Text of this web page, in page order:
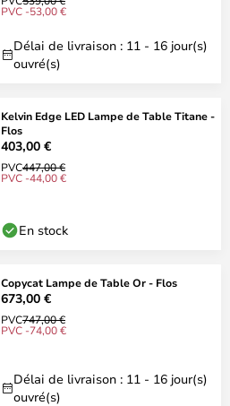
PVC -53,00 €
Délai de livraison : 11 - 16 jour(s)
ouvré(s)
Kelvin Edge LED Lampe de Table Titane -
Flos
403,00 €
PVC447,00 €
PVC -44,00 €
En stock
Copycat Lampe de Table Or - Flos
673,00 €
PVC747,00 €
PVC -74,00 €
Délai de livraison : 11 - 16 jour(s)
ouvré(s)